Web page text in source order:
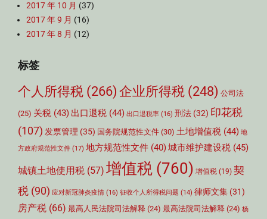
2017 年 10 月 (37)
2017 年 9 月 (16)
2017 年 8 月 (12)
标签
个人所得税 (266) 企业所得税 (248) 公司法
(25) 关税 (43) 出口退税 (44) 出口退税率 (16) 刑法 (32) 印花税
(107) 发票管理 (35) 国务院规范性文件 (30) 土地增值税 (44) 地
方政府规范性文件 (17) 地方规范性文件 (40)城市维护建设税 (45)
城镇土地使用税 (57) 增值税 (760) 增值税 (19) 契
税 (90) 应对新冠肺炎疫情 (16) 征收个人所得税问题 (14) 律师文集 (31)
房产税 (66) 最高人民法院司法解释 (24) 最高法院司法解释 (24) 杨